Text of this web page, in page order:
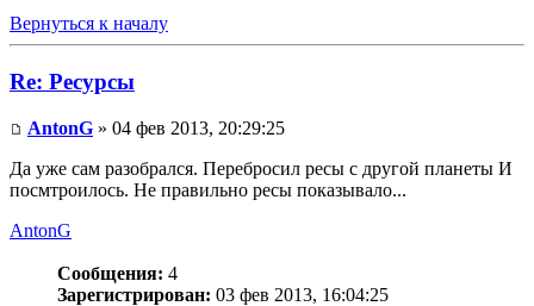
Вернуться к началу
Re: Ресурсы
AntonG » 04 фев 2013, 20:29:25
Да уже сам разобрался. Перебросил ресы с другой планеты И
посмтроилось. Не правильно ресы показывало...
AntonG
Сообщения: 4
Зарегистрирован: 03 фев 2013, 16:04:25